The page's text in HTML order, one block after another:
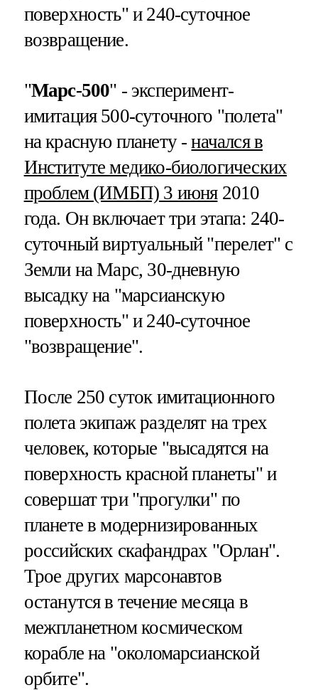
поверхность" и 240-суточное
возвращение.
"Марс-500" - эксперимент-
имитация 500-суточного "полета"
на красную планету -начался в
Институте медико-биологических
проблем (ИМБП) 3 июня2010
года. Он включает три этапа: 240-
суточный виртуальный "перелет" с
Земли на Марс, 30-дневную
высадку на "марсианскую
поверхность" и 240-суточное
"возвращение".
После 250 суток имитационного
полета экипаж разделят на трех
человек, которые "высадятся на
поверхность красной планеты" и
совершат три "прогулки" по
планете в модернизированных
российских скафандрах "Орлан".
Трое других марсонавтов
останутся в течение месяца в
межпланетном космическом
корабле на "околомарсианской
орбите".